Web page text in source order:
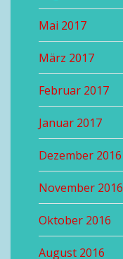
Mai 2017
März 2017
Februar 2017
Januar 2017
Dezember 2016
November 2016
Oktober 2016
August 2016